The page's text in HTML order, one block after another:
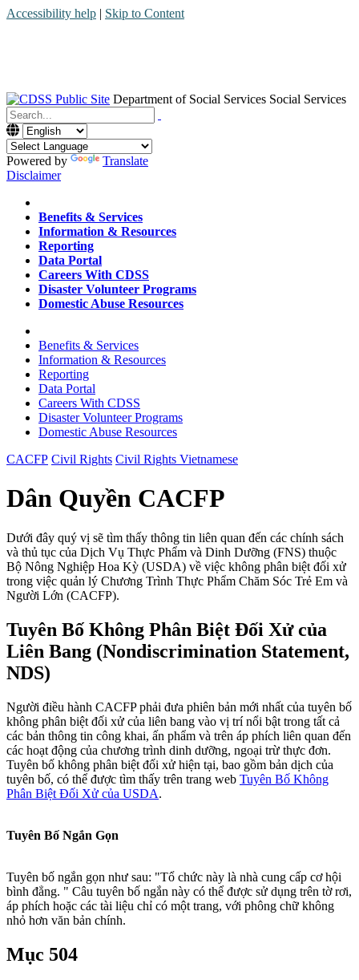
Accessibility help | Skip to Content
Department of Social Services Social Services
Menu
Contact
Search
Powered by
Translate
Disclaimer
Home
Benefits & Services
Information & Resources
Reporting
Data Portal
Careers With CDSS
Disaster Volunteer Programs
Domestic Abuse Resources
Home
Benefits & Services
Information & Resources
Reporting
Data Portal
Careers With CDSS
Disaster Volunteer Programs
Domestic Abuse Resources
CACFP Civil Rights Civil Rights Vietnamese
Dân Quyền CACFP
Dưới đây quý vị sẽ tìm thấy thông tin liên quan đến các chính sách
và thủ tục của Dịch Vụ Thực Phẩm và Dinh Dưỡng (FNS) thuộc
Bộ Nông Nghiệp Hoa Kỳ (USDA) về việc không phân biệt đối xử
trong việc quản lý Chương Trình Thực Phẩm Chăm Sóc Trẻ Em và
Người Lớn (CACFP).
Tuyên Bố Không Phân Biệt Đối Xử của
Liên Bang (Nondiscrimination Statement,
NDS)
Người điều hành CACFP phải đưa phiên bản mới nhất của tuyên bố
không phân biệt đối xử của liên bang vào vị trí nổi bật trong tất cả
các bản thông tin công khai, ấn phẩm và trên áp phích liên quan đến
các hoạt động của chương trình dinh dưỡng, ngoại trừ thực đơn.
Tuyên bố không phân biệt đối xử hiện tại, bao gồm bản dịch của
tuyên bố, có thể được tìm thấy trên trang web Tuyên Bố Không
Phân Biệt Đối Xử của USDA.
Tuyên Bố Ngắn Gọn
Tuyên bố ngắn gọn như sau: "Tổ chức này là nhà cung cấp cơ hội
bình đẳng. " Câu tuyên bố ngắn này có thể được sử dụng trên tờ rơi,
áp phích hoặc các tài liệu chỉ có một trang, với phông chữ không
nhỏ hơn văn bản chính.
Mục 504